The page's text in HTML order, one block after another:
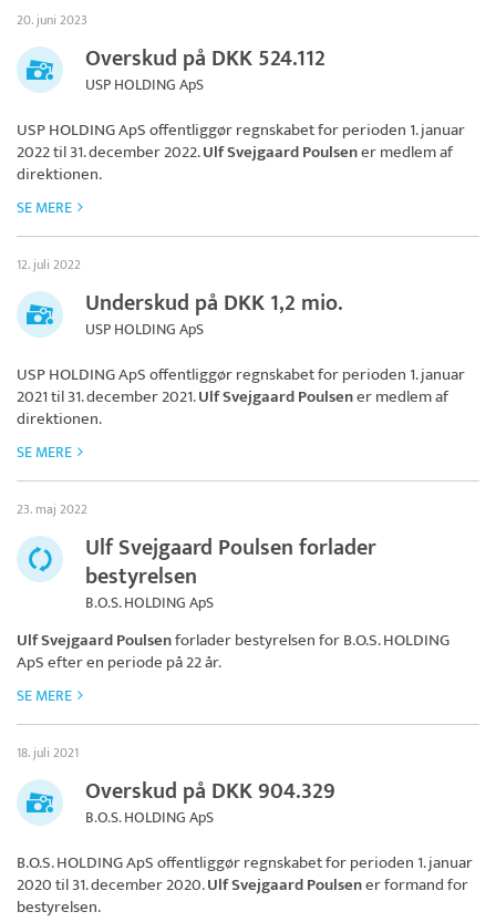
20. juni 2023
Overskud på DKK 524.112
USP HOLDING ApS
USP HOLDING ApSoffentliggør regnskabet for perioden 1. januar
2022 til 31. december 2022.Ulf Svejgaard Poulsener medlem af
direktionen.
SE MERE
12. juli 2022
Underskud på DKK 1,2 mio.
USP HOLDING ApS
USP HOLDING ApSoffentliggør regnskabet for perioden 1. januar
2021 til 31. december 2021.Ulf Svejgaard Poulsener medlem af
direktionen.
SE MERE
23. maj 2022
Ulf Svejgaard Poulsen forlader
bestyrelsen
B.O.S. HOLDING ApS
Ulf Svejgaard Poulsenforlader bestyrelsen forB.O.S. HOLDING
ApSefter en periode på 22 år.
SE MERE
18. juli 2021
Overskud på DKK 904.329
B.O.S. HOLDING ApS
B.O.S. HOLDING ApSoffentliggør regnskabet for perioden 1. januar
2020 til 31. december 2020.Ulf Svejgaard Poulsener formand for
bestyrelsen.